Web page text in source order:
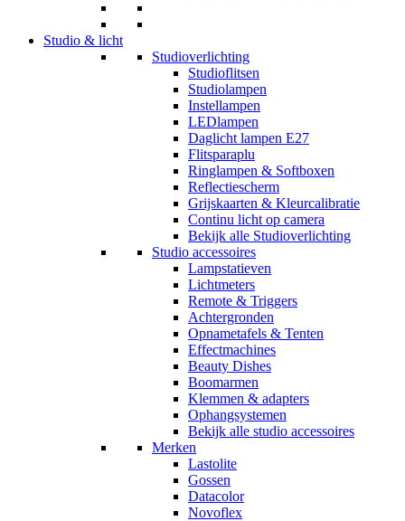
Studio & licht
Studioverlichting
Studioflitsen
Studiolampen
Instellampen
LEDlampen
Daglicht lampen E27
Flitsparaplu
Ringlampen & Softboxen
Reflectiescherm
Grijskaarten & Kleurcalibratie
Continu licht op camera
Bekijk alle Studioverlichting
Studio accessoires
Lampstatieven
Lichtmeters
Remote & Triggers
Achtergronden
Opnametafels & Tenten
Effectmachines
Beauty Dishes
Boomarmen
Klemmen & adapters
Ophangsystemen
Bekijk alle studio accessoires
Merken
Lastolite
Gossen
Datacolor
Novoflex